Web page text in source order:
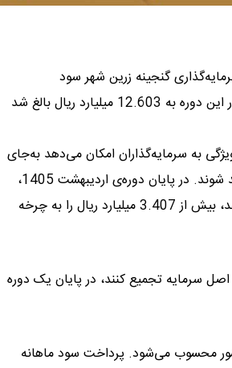
گنجینه زرین شهر سود
اردیبهشت‌ماه ۱۴۰۵ را به 350.839 سرمایه‌گذار حقیقی و حقوقی پرداخت کرد. حجم سود واریزی در این دوره به 12.603 میلیارد ریال بالغ شد
به سرمایه‌گذاران امکان می‌دهد به‌جای
برداشت سود ماهانه، آن را مجدداً در صندوق سرمایه‌گذاری کرده و از مزایای بازدهی مرکب بهره‌مند شوند. در پایان دوره‌ی اردیبهشت 1405،
تعداد 32.487 سرمایه‌گذار، معادل 27 درصد از کل واحدداران صندوق که این گزینه را فعال کرده‌اند، بیش از 3.407 میلیارد ریال را به چرخه
سرمایه تجمیع کنند، در پایان یک دوره
محسوب می‌شود. پرداخت سود ماهانه